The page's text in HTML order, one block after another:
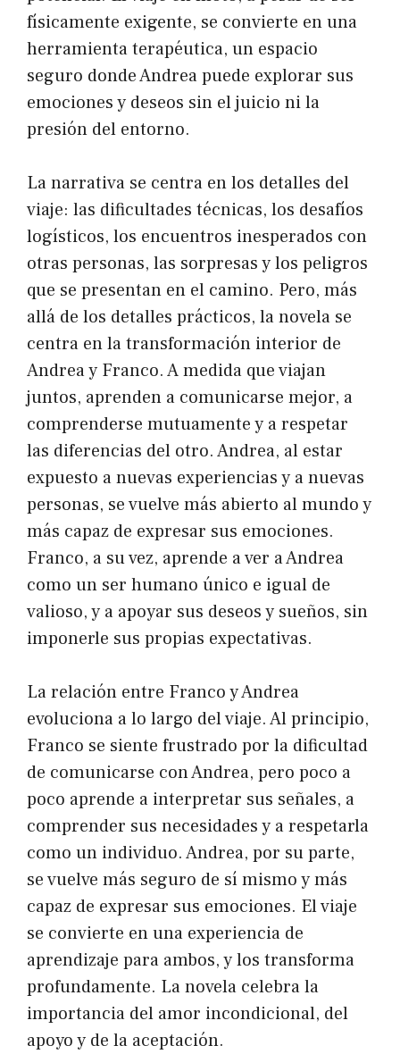
físicamente exigente, se convierte en una
herramienta terapéutica, un espacio
seguro donde Andrea puede explorar sus
emociones y deseos sin el juicio ni la
presión del entorno.
La narrativa se centra en los detalles del
viaje: las dificultades técnicas, los desafíos
logísticos, los encuentros inesperados con
otras personas, las sorpresas y los peligros
que se presentan en el camino. Pero, más
allá de los detalles prácticos, la novela se
centra en la transformación interior de
Andrea y Franco. A medida que viajan
juntos, aprenden a comunicarse mejor, a
comprenderse mutuamente y a respetar
las diferencias del otro. Andrea, al estar
expuesto a nuevas experiencias y a nuevas
personas, se vuelve más abierto al mundo y
más capaz de expresar sus emociones.
Franco, a su vez, aprende a ver a Andrea
como un ser humano único e igual de
valioso, y a apoyar sus deseos y sueños, sin
imponerle sus propias expectativas.
La relación entre Franco y Andrea
evoluciona a lo largo del viaje. Al principio,
Franco se siente frustrado por la dificultad
de comunicarse con Andrea, pero poco a
poco aprende a interpretar sus señales, a
comprender sus necesidades y a respetarla
como un individuo. Andrea, por su parte,
se vuelve más seguro de sí mismo y más
capaz de expresar sus emociones. El viaje
se convierte en una experiencia de
aprendizaje para ambos, y los transforma
profundamente. La novela celebra la
importancia del amor incondicional, del
apoyo y de la aceptación.